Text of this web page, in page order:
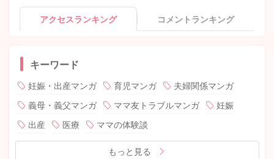
アクセスランキング コメントランキング
キーワード
妊娠・出産マンガ 育児マンガ
夫婦関係マンガ
義母・義父マンガ
ママ友トラブルマンガ
妊娠
出産
医療 ママの体験談
もっと見る